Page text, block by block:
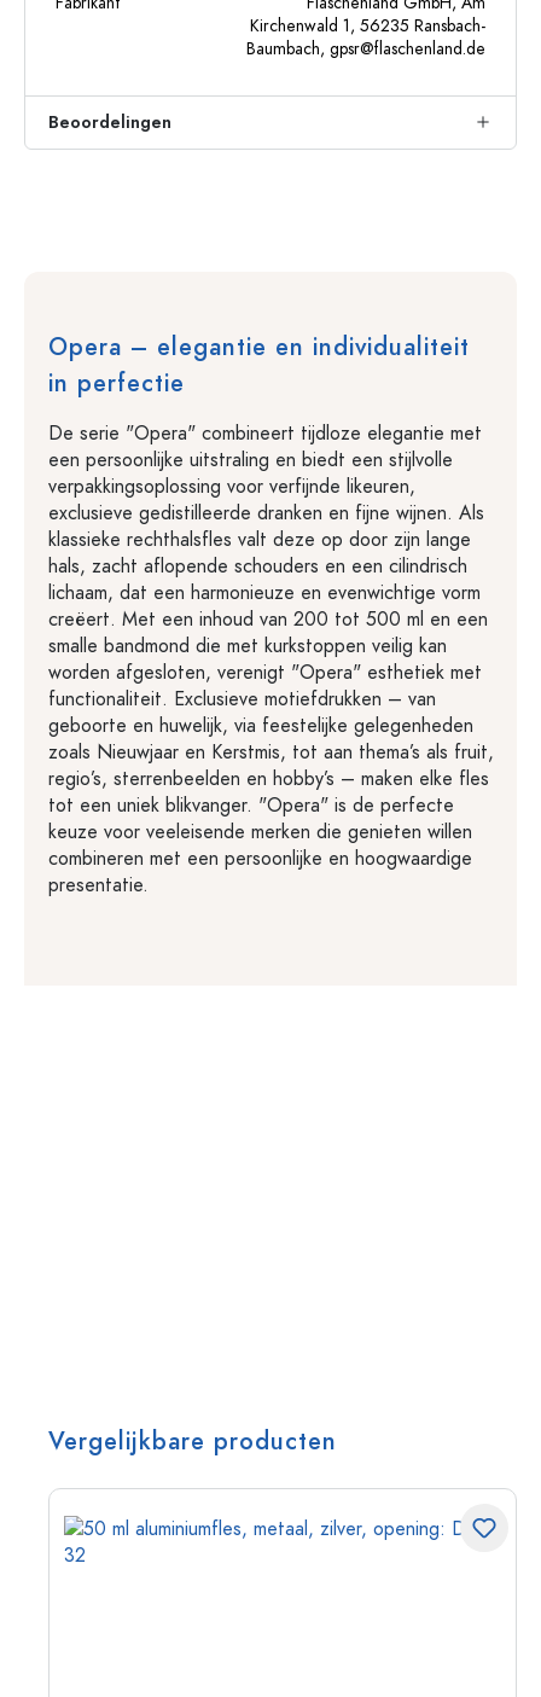
Kirchenwald 1, 56235 Ransbach-
Baumbach, gpsr@flaschenland.de
Beoordelingen
Opera – elegantie en individualiteit
in perfectie
De serie "Opera" combineert tijdloze elegantie met
een persoonlijke uitstraling en biedt een stijlvolle
verpakkingsoplossing voor verfijnde likeuren,
exclusieve gedistilleerde dranken en fijne wijnen. Als
klassieke rechthalsfles valt deze op door zijn lange
hals, zacht aflopende schouders en een cilindrisch
lichaam, dat een harmonieuze en evenwichtige vorm
creëert. Met een inhoud van 200 tot 500 ml en een
smalle bandmond die met kurkstoppen veilig kan
worden afgesloten, verenigt "Opera" esthetiek met
functionaliteit. Exclusieve motiefdrukken – van
geboorte en huwelijk, via feestelijke gelegenheden
zoals Nieuwjaar en Kerstmis, tot aan thema’s als fruit,
regio’s, sterrenbeelden en hobby’s – maken elke fles
tot een uniek blikvanger. "Opera" is de perfecte
keuze voor veeleisende merken die genieten willen
combineren met een persoonlijke en hoogwaardige
presentatie.
Vergelijkbare producten